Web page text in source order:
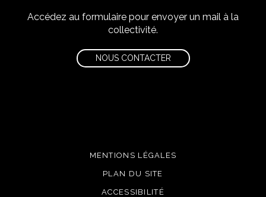
Accédez au formulaire pour envoyer un mail à la
collectivité.
NOUS CONTACTER
MENTIONS LÉGALES
PLAN DU SITE
ACCESSIBILITÉ